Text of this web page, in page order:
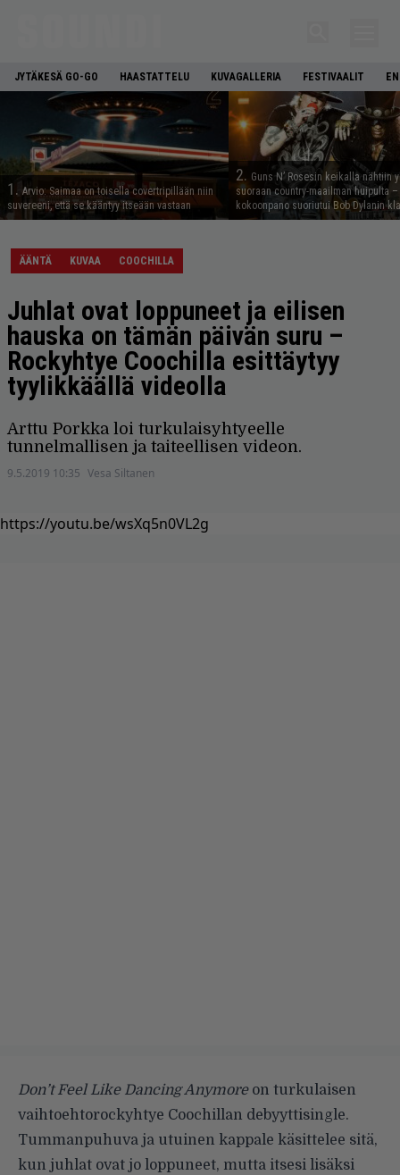
JYTÄKESÄ GO-GO HAASTATTELU KUVAGALLERIA FESTIVAALIT
1. Arvio: Saimaa on toisella covertripillään niin
suvereeni, että se kääntyy itseään vastaan
2. Guns N’ Rosesin keikalla nähtiin
suoraan country-maailman huipulta
kokoonpano suoriutui Bob Dylanin
ÄÄNTÄ KUVAA COOCHILLA
Juhlat ovat loppuneet ja eilisen
hauska on tämän päivän suru –
Rockyhtye Coochilla esittäytyy
tyylikkäällä videolla
Arttu Porkka loi turkulaisyhtyeelle
tunnelmallisen ja taiteellisen videon.
9.5.2019 10:35 Vesa Siltanen
https://youtu.be/wsXq5n0VL2g
Don’t Feel Like Dancing Anymoreon turkulaisen
vaihtoehtorockyhtye Coochillan debyyttisingle.
Tummanpuhuva ja utuinen kappale käsittelee sitä,
kun juhlat ovat jo loppuneet, mutta itsesi lisäksi